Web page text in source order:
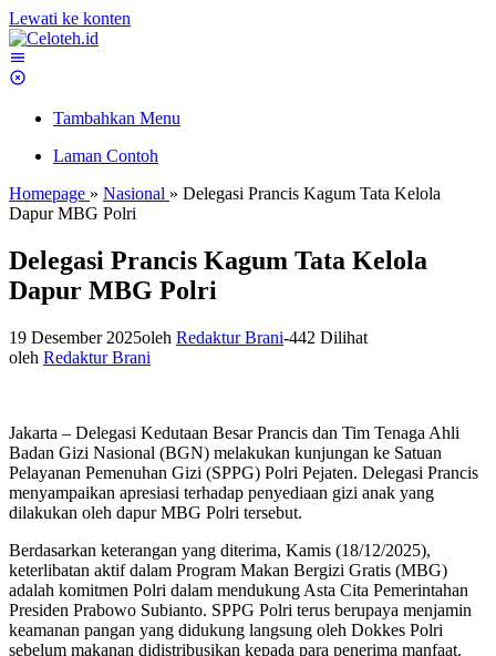
Lewati ke konten
Tambahkan Menu
Laman Contoh
Homepage » Nasional » Delegasi Prancis Kagum Tata Kelola
Dapur MBG Polri
Delegasi Prancis Kagum Tata Kelola
Dapur MBG Polri
19 Desember 2025oleh Redaktur Brani-442 Dilihat
oleh Redaktur Brani
Jakarta – Delegasi Kedutaan Besar Prancis dan Tim Tenaga Ahli
Badan Gizi Nasional (BGN) melakukan kunjungan ke Satuan
Pelayanan Pemenuhan Gizi (SPPG) Polri Pejaten. Delegasi Prancis
menyampaikan apresiasi terhadap penyediaan gizi anak yang
dilakukan oleh dapur MBG Polri tersebut.
Berdasarkan keterangan yang diterima, Kamis (18/12/2025),
keterlibatan aktif dalam Program Makan Bergizi Gratis (MBG)
adalah komitmen Polri dalam mendukung Asta Cita Pemerintahan
Presiden Prabowo Subianto. SPPG Polri terus berupaya menjamin
keamanan pangan yang didukung langsung oleh Dokkes Polri
sebelum makanan didistribusikan kepada para penerima manfaat.